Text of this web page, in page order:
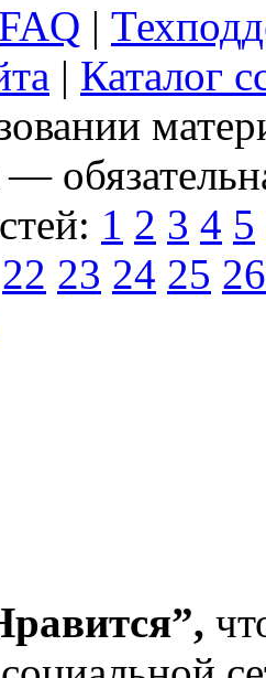
FAQ |
| Каталог
1 2 3 4 5
22 23 24 25 26